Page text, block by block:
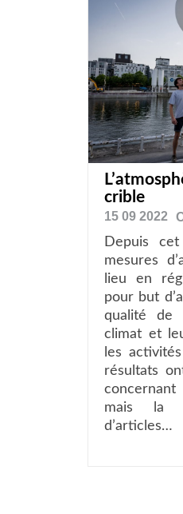
crible
15 09 2022
Depuis
mesures
lieu en
pour but
qualité de
climat et
les
résultats
mais la
d’articles…